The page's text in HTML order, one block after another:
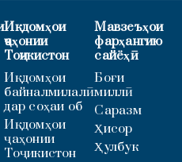
Иқдомҳои
ҷаҳонии
Тоҷикистон
Иқдомҳои
байналмилалӣ
дар соҳаи об
Иқдомҳои
ҷаҳонии
Тоҷикистон
Мавзеъҳои
фарҳангию
сайёҳӣ
Боғи
миллӣ
Саразм
Ҳисор
Ҳулбук